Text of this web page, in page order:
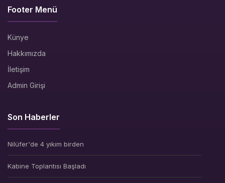
Footer Menü
Künye
Hakkımızda
İletişim
Admin Girişi
Son Haberler
Nilüfer'de 4 yıkım birden
Kabine Toplantısı Başladı